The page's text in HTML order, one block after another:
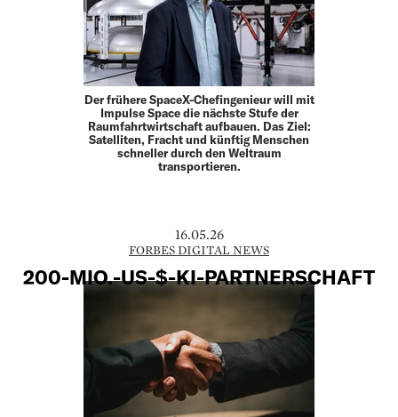
Der frühere SpaceX-Chefingenieur will mit
Impulse Space die nächste Stufe der
Raumfahrtwirtschaft aufbauen. Das Ziel:
Satelliten, Fracht und künftig Menschen
schneller durch den Weltraum
transportieren.
16.05.26
FORBES DIGITAL NEWS
200-MIO.-US-$-KI-PARTNERSCHAFT